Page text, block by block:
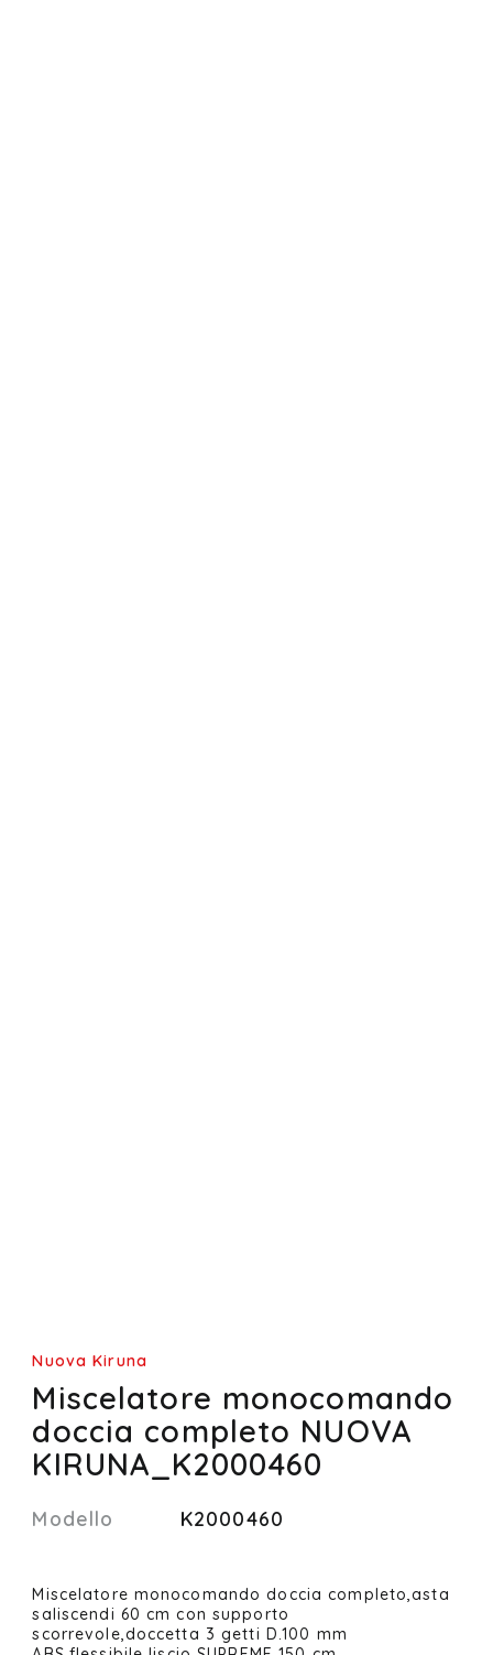
Nuova Kiruna
Miscelatore monocomando
doccia completo NUOVA
KIRUNA_K2000460
Modello K2000460
Miscelatore monocomando doccia completo,asta
saliscendi 60 cm con supporto
scorrevole,doccetta 3 getti D.100 mm